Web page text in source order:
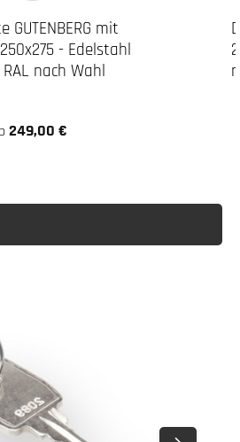
mit
- Edelstahl
nach Wahl
249,00 €